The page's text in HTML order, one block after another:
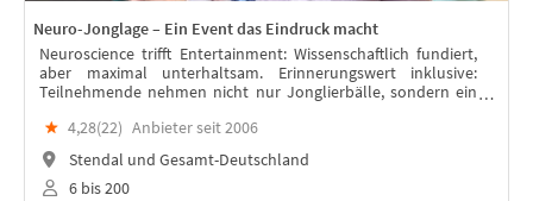
Neuro-Jonglage – Ein Event das Eindruck macht
Neuroscience trifft Entertainment: Wissenschaftlich fundiert,
aber maximal unterhaltsam. Erinnerungswert inklusive:
Teilnehmende nehmen nicht nur Jonglierbälle, sondern ein
★ 4,28(22) Anbieter seit 2006
Stendal und Gesamt-Deutschland
6 bis 200